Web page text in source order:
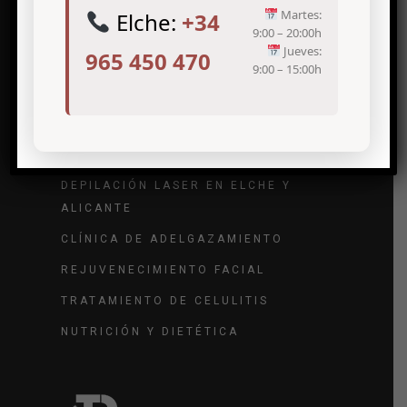
TRATAMIENTO DE VARICES
DEPILACIÓN LASER EN ELCHE Y
ALICANTE
CLÍNICA DE ADELGAZAMIENTO
REJUVENECIMIENTO FACIAL
TRATAMIENTO DE CELULITIS
NUTRICIÓN Y DIETÉTICA
Elche: +34
965 450 470
Martes:
9:00 – 20:00h
Jueves:
9:00 – 15:00h